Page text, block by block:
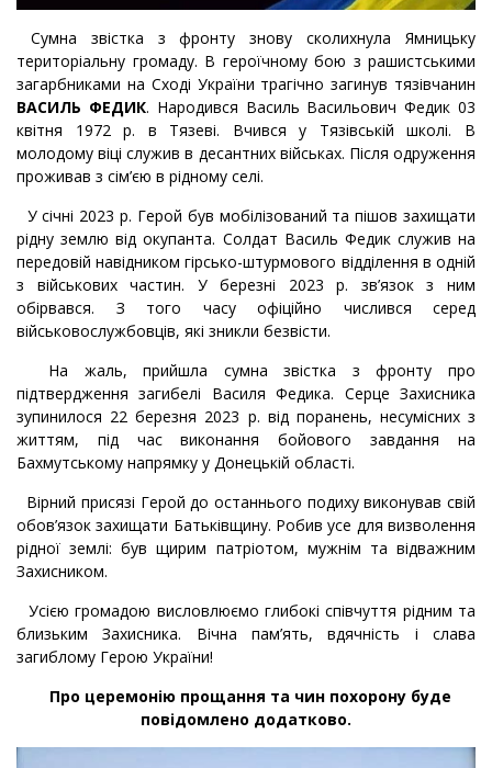
Сумна звістка з фронту знову сколихнула Ямницьку
територіальну громаду. В героїчному бою з рашистськими
загарбниками на Сході України трагічно загинув тязівчанин
ВАСИЛЬ ФЕДИК. Народився Василь Васильович Федик 03
квітня 1972 р. в Тязеві. Вчився у Тязівській школі. В
молодому віці служив в десантних військах. Після одруження
проживав з сім’єю в рідному селі.
У січні 2023 р. Герой був мобілізований та пішов захищати
рідну землю від окупанта. Солдат Василь Федик служив на
передовій навідником гірсько-штурмового відділення в одній
з військових частин. У березні 2023 р. зв’язок з ним
обірвався. З того часу офіційно числився серед
військовослужбовців, які зникли безвісти.
На жаль, прийшла сумна звістка з фронту про
підтвердження загибелі Василя Федика. Серце Захисника
зупинилося 22 березня 2023 р. від поранень, несумісних з
життям, під час виконання бойового завдання на
Бахмутському напрямку у Донецькій області.
Вірний присязі Герой до останнього подиху виконував свій
обов’язок захищати Батьківщину. Робив усе для визволення
рідної землі: був щирим патріотом, мужнім та відважним
Захисником.
Усією громадою висловлюємо глибокі співчуття рідним та
близьким Захисника. Вічна пам’ять, вдячність і слава
загиблому Герою України!
Про церемонію прощання та чин похорону буде
повідомлено додатково.